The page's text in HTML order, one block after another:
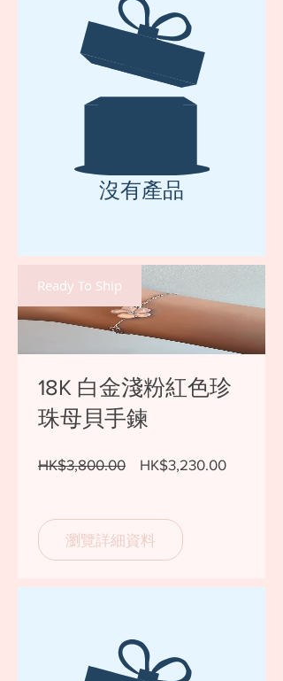
沒有產品
Ready To Ship
18K 白金淺粉紅色珍
珠母貝手鍊
HK$3,800.00
一
格
HK$3,230.00促
瀏覽詳細資料